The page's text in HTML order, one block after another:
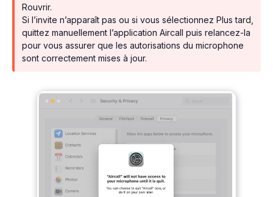
Rouvrir.
Si l’invite n’apparaît pas ou si vous sélectionnez Plus tard,
quittez manuellement l’application Aircall puis relancez-la
pour vous assurer que les autorisations du microphone
sont correctement mises à jour.